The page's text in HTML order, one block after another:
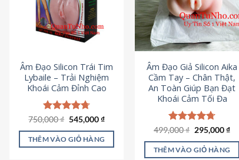
Âm Đạo Silicon Trái Tim
Lybaile – Trải Nghiệm
Khoái Cảm Đỉnh Cao
Được xếp
5 sao
750,000₫ Giá
là:
750,000 ₫.
545,000₫Giá
tại
là:
THÊM VÀO GIỎ HÀNG
Âm Đạo Giả Silicon Aika
Cầm Tay – Chân Thật,
An Toàn Giúp Bạn Đạt
Khoái Cảm Tối Đa
Được xếp
5 sao
499,000₫ Giá
là:
499,000 ₫.
295,000₫Giá
tại
là:
THÊM VÀO GIỎ HÀNG